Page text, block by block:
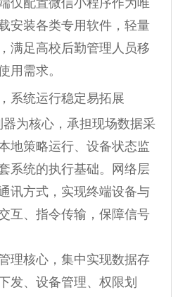
仅配置微信小程序作为唯
安装各类专用软件，轻量
满足高校后勤管理人员移
用需求。
系统运行稳定易拓展
为核心，承担现场数据采
地策略运行、设备状态监
系统的执行基础。网络层
讯方式，实现终端设备与
互、指令传输，保障信号
理核心，集中实现数据存
发、设备管理、权限划